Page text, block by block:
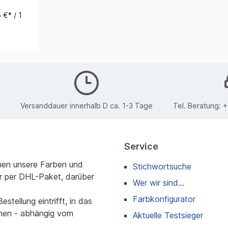
€* / 1
Versanddauer innerhalb D ca. 1-3 Tage Tel. Beratung:
unsere Farben und
per DHL-Paket, darüber
eintrifft, in das
- abhängig vom
Service
Stichwortsuche
Wer wir sind...
Farbkonfigurator
Aktuelle Testsieger